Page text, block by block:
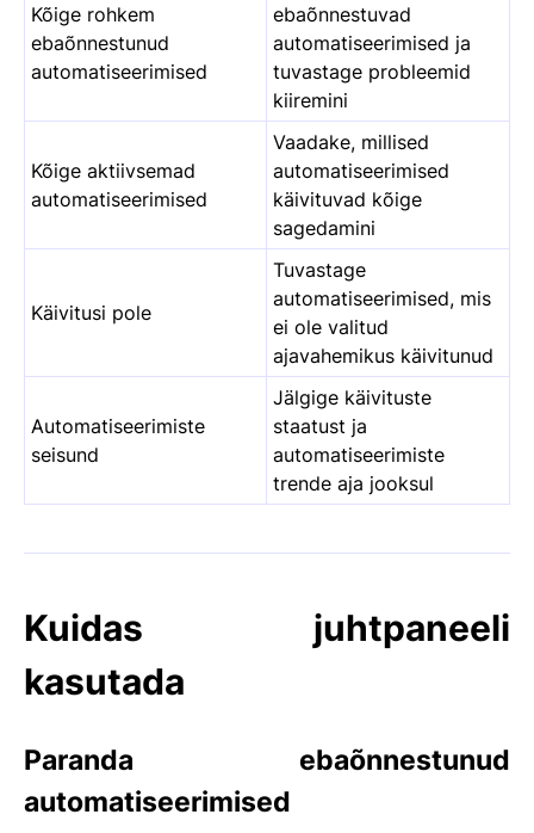
Kõige rohkem
ebaõnnestunud
automatiseerimised
ebaõnnestuvad
automatiseerimised ja
tuvastage probleemid
kiiremini
Kõige aktiivsemad
automatiseerimised
Vaadake, millised
automatiseerimised
käivituvad kõige
sagedamini
Käivitusi pole
Tuvastage
automatiseerimised, mis
ei ole valitud
ajavahemikus käivitunud
Automatiseerimiste
seisund
Jälgige käivituste
staatust ja
automatiseerimiste
trende aja jooksul
Kuidas juhtpaneeli
kasutada
Paranda ebaõnnestunud
automatiseerimised